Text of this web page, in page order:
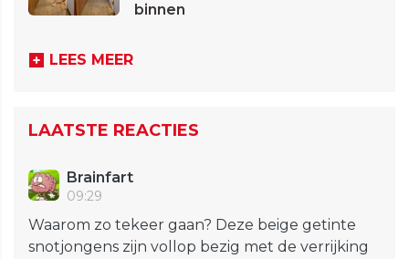
binnen
LEES MEER
LAATSTE REACTIES
Brainfart
09:29
Waarom zo tekeer gaan? Deze beige getinte
snotjongens zijn vollop bezig met de verrijking